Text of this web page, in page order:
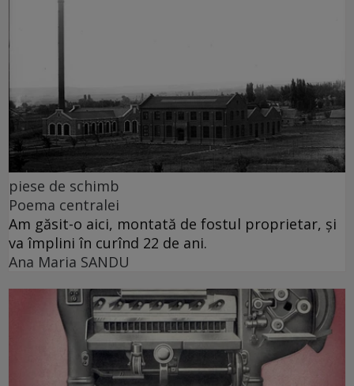
piese de schimb
Poema centralei
Am găsit-o aici, montată de fostul proprietar, și
va împlini în curînd 22 de ani.
Ana Maria SANDU